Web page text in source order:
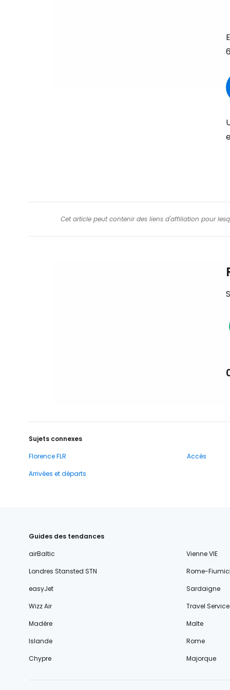
Cet article peut contenir des liens d'affiliation pour
Sujets connexes
Florence FLR
Accès
Arrivées et départs
Guides des tendances
airBaltic
Vienne VIE
Londres Stansted STN
Rome-
easyJet
Sardaigne
Wizz Air
Travel Service
Madère
Malte
Islande
Rome
Chypre
Majorque